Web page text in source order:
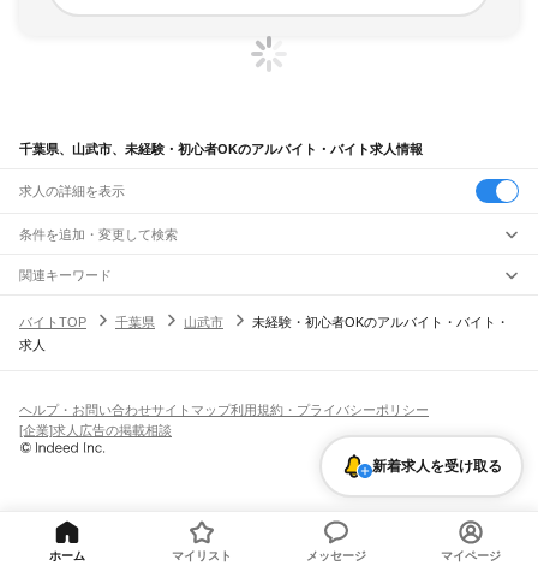
千葉県、山武市、未経験・初心者OKのアルバイト・バイト求人情報
求人の詳細を表示
条件を追加・変更して検索
市区町村を追加・変更
千葉県すべて
旭市習志野市柏市勝浦市市原市流山市八千代市我孫子市鴨川市鎌ケ谷市
君津市富津市浦安市 印西市白井市富里市南房総市
匝瑳市香取市 印旛郡 香取郡山武郡 長生郡夷隅郡
駅を追加・変更
JR中央・総武線
市川駅本八幡駅下総中山駅 津田沼駅幕張本郷駅幕張駅
新検見川駅
南酒々井駅
日向駅 横芝駅飯倉駅 干潟駅
飯岡駅倉橋駅 松岸駅銚子駅
職種を追加・変更
飲食・フードサービスすべて
ホールスタッフキッチンスタッフ
パン屋（ベーカリー）
バー（BAR）・バーテンダー
飲食店（店長・マネージャー）
営業テレフォンアポインター（テレアポ） ルートセールス
フードカウンター販売員
アパレル
家電量販店・携帯販売（携帯ショップ）
人気
日払いOK高校生歓迎 髪型・髪色自由
留学生・外国人活躍中
シフト
土日祝のみOK
平日のみOK 週1日からOK 週2・3日からOK
週4日以上OK
雇用形態を追加・変更
派遣社員
業務委託
関連キーワード
千葉県 浦安市 未経験・初心者OK 作業千葉県 未経験・初心者OK 非接客
千葉県 未経験・初心者OK cad
バイトTOP 千葉県 山武市
未経験・初心者OKのアルバイト・バイト・
求人
新着求人を受け取る
ヘルプ・お問い合わせサイトマップ利用規約・プライバシーポリシー
[企業]求人広告の掲載相談
ホーム マイリスト メッセージ マイページ